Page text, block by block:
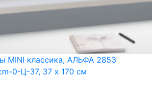
MINI классика, АЛЬФА 2853
0-Ц-37, 37 x 170 см